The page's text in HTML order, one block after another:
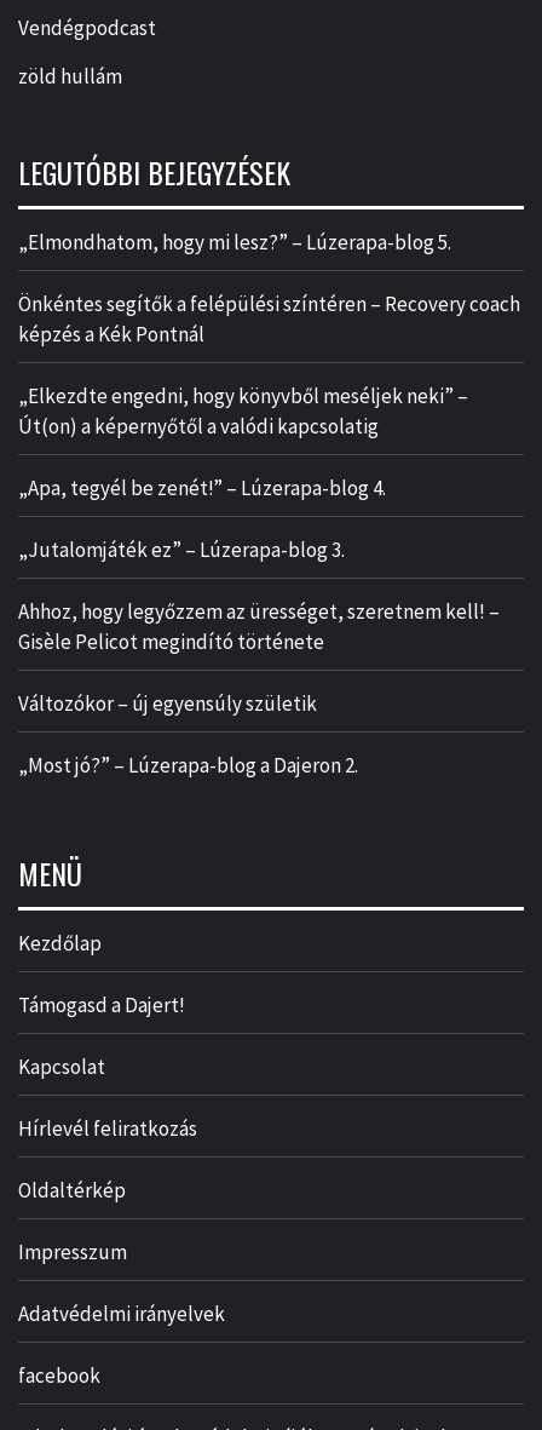
Vendégpodcast
zöld hullám
LEGUTÓBBI BEJEGYZÉSEK
„Elmondhatom, hogy mi lesz?” – Lúzerapa-blog 5.
Önkéntes segítők a felépülési színtéren – Recovery coach
képzés a Kék Pontnál
„Elkezdte engedni, hogy könyvből meséljek neki” –
Út(on) a képernyőtől a valódi kapcsolatig
„Apa, tegyél be zenét!” – Lúzerapa-blog 4.
„Jutalomjáték ez” – Lúzerapa-blog 3.
Ahhoz, hogy legyőzzem az ürességet, szeretnem kell! –
Gisèle Pelicot megindító története
Változókor – új egyensúly születik
„Most jó?” – Lúzerapa-blog a Dajeron 2.
MENÜ
Kezdőlap
Támogasd a Dajert!
Kapcsolat
Hírlevél feliratkozás
Oldaltérkép
Impresszum
Adatvédelmi irányelvek
facebook